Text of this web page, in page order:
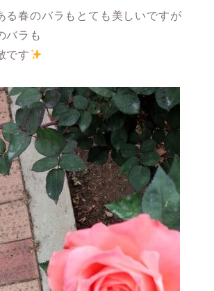
る春のバラもとても美しいですが
バラも
です